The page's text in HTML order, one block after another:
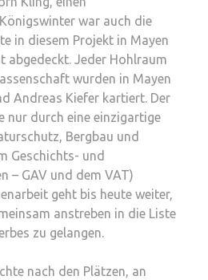
war auch die
in diesem Projekt in Mayen
abgedeckt. Jeder Hohlraum
wurden in Mayen
Andreas Kiefer kartiert. Der
nur durch eine einzigartige
Bergbau und
Geschichts- und
– GAV und dem VAT)
geht bis heute weiter,
anstreben in die Liste
zu gelangen.
nach den Plätzen, an